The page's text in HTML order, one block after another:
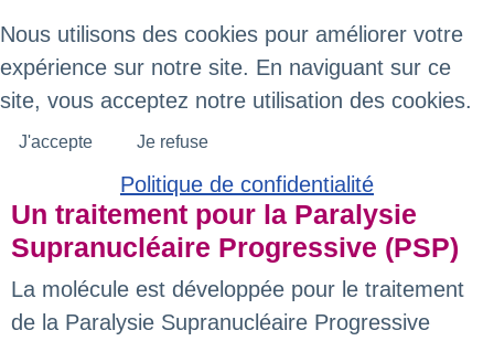
Un traitement pour la Paralysie
Supranucléaire Progressive (PSP)
La molécule est développée pour le traitement
de la Paralysie Supranucléaire Progressive
Nous utilisons des cookies pour améliorer votre
expérience sur notre site. En naviguant sur ce
site, vous acceptez notre utilisation des cookies.
J'accepte Je refuse
Politique de confidentialité